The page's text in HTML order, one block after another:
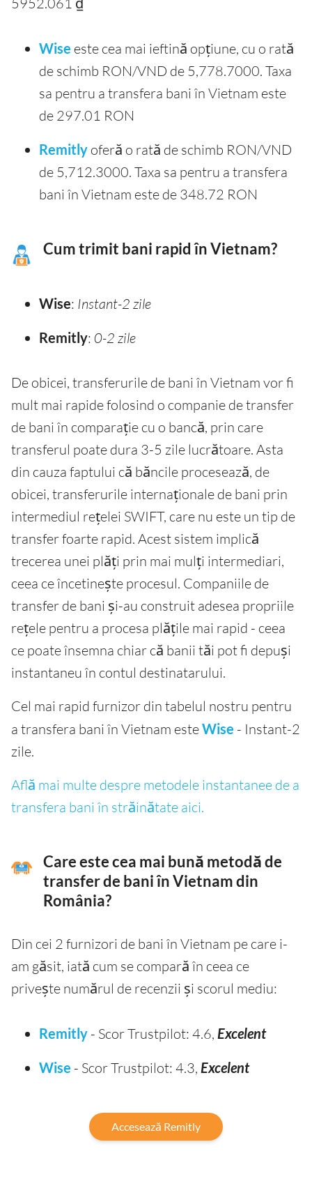
Wise este cea mai ieftină opțiune, cu o rată
de schimb RON/VND de 5,778.7000. Taxa
sa pentru a transfera bani în Vietnam este
de 297.01 RON
Remitly oferă o rată de schimb RON/VND
de 5,712.3000. Taxa sa pentru a transfera
bani în Vietnam este de 348.72 RON
Cum trimit bani rapid în Vietnam?
Wise: Instant-2 zile
Remitly: 0-2 zile
De obicei, transferurile de bani în Vietnam vor fi
mult mai rapide folosind o companie de transfer
de bani în comparație cu o bancă, prin care
transferul poate dura 3-5 zile lucrătoare. Asta
din cauza faptului că băncile procesează, de
obicei, transferurile internaționale de bani prin
intermediul rețelei SWIFT, care nu este un tip de
transfer foarte rapid. Acest sistem implică
trecerea unei plăți prin mai mulți intermediari,
ceea ce încetinește procesul. Companiile de
transfer de bani și-au construit adesea propriile
rețele pentru a procesa plățile mai rapid - ceea
ce poate însemna chiar că banii tăi pot fi depuși
instantaneu în contul destinatarului.
Cel mai rapid furnizor din tabelul nostru pentru
a transfera bani în Vietnam esteWise - Instant-2
zile.
Află mai multe despre metodele instantanee de a
transfera bani în străinătate aici.
Care este cea mai bună metodă de
transfer de bani în Vietnam din
România?
Din cei 2 furnizori de bani în Vietnam pe care i-
am găsit, iată cum se compară în ceea ce
privește numărul de recenzii și scorul mediu:
Remitly - Scor Trustpilot: 4.6, Excelent
Wise - Scor Trustpilot: 4.3, Excelent
Accesează Remitly